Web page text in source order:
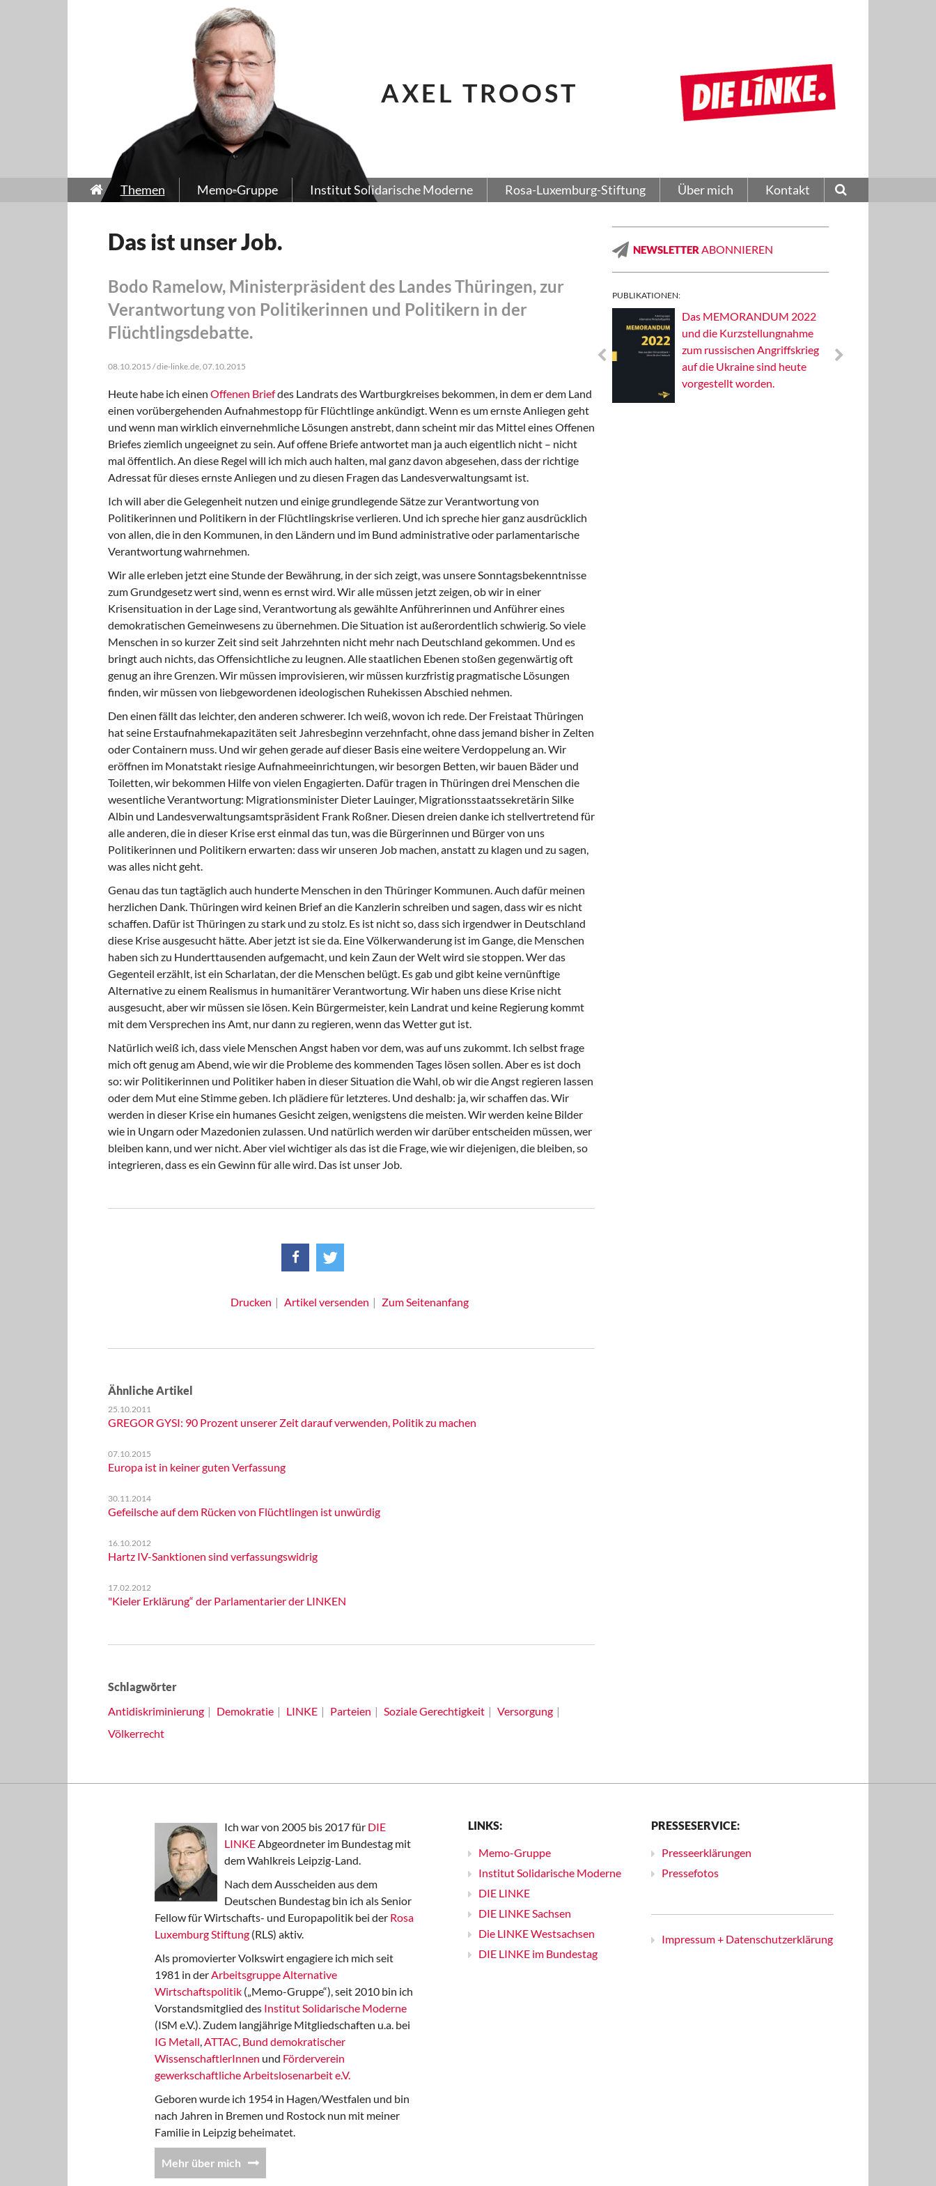
AXEL TROOST
Themen Memo-Gruppe Institut Solidarische Moderne Rosa-Luxemburg-Stiftung Über mich Kontakt
Das ist unser Job.
Bodo Ramelow, Ministerpräsident des Landes Thüringen, zur
Verantwortung von Politikerinnen und Politikern in der
Flüchtlingsdebatte.
08.10.2015 / die-linke.de, 07.10.2015
Heute habe ich einen Offenen Briefdes Landrats des Wartburgkreises bekommen, in dem er dem Land
einen vorübergehenden Aufnahmestopp für Flüchtlinge ankündigt. Wenn es um ernste Anliegen geht
und wenn man wirklich einvernehmliche Lösungen anstrebt, dann scheint mir das Mittel eines Offenen
Briefes ziemlich ungeeignet zu sein. Auf offene Briefe antwortet man ja auch eigentlich nicht – nicht
mal öffentlich. An diese Regel will ich mich auch halten, mal ganz davon abgesehen, dass der richtige
Adressat für dieses ernste Anliegen und zu diesen Fragen das Landesverwaltungsamt ist.
Ich will aber die Gelegenheit nutzen und einige grundlegende Sätze zur Verantwortung von
Politikerinnen und Politikern in der Flüchtlingskrise verlieren. Und ich spreche hier ganz ausdrücklich
von allen, die in den Kommunen, in den Ländern und im Bund administrative oder parlamentarische
Verantwortung wahrnehmen.
Wir alle erleben jetzt eine Stunde der Bewährung, in der sich zeigt, was unsere Sonntagsbekenntnisse
zum Grundgesetz wert sind, wenn es ernst wird. Wir alle müssen jetzt zeigen, ob wir in einer
Krisensituation in der Lage sind, Verantwortung als gewählte Anführerinnen und Anführer eines
demokratischen Gemeinwesens zu übernehmen. Die Situation ist außerordentlich schwierig. So viele
Menschen in so kurzer Zeit sind seit Jahrzehnten nicht mehr nach Deutschland gekommen. Und es
bringt auch nichts, das Offensichtliche zu leugnen. Alle staatlichen Ebenen stoßen gegenwärtig oft
genug an ihre Grenzen. Wir müssen improvisieren, wir müssen kurzfristig pragmatische Lösungen
finden, wir müssen von liebgewordenen ideologischen Ruhekissen Abschied nehmen.
Den einen fällt das leichter, den anderen schwerer. Ich weiß, wovon ich rede. Der Freistaat Thüringen
hat seine Erstaufnahmekapazitäten seit Jahresbeginn verzehnfacht, ohne dass jemand bisher in Zelten
oder Containern muss. Und wir gehen gerade auf dieser Basis eine weitere Verdoppelung an. Wir
eröffnen im Monatstakt riesige Aufnahmeeinrichtungen, wir besorgen Betten, wir bauen Bäder und
Toiletten, wir bekommen Hilfe von vielen Engagierten. Dafür tragen in Thüringen drei Menschen die
wesentliche Verantwortung: Migrationsminister Dieter Lauinger, Migrationsstaatssekretärin Silke
Albin und Landesverwaltungsamtspräsident Frank Roßner. Diesen dreien danke ich stellvertretend für
alle anderen, die in dieser Krise erst einmal das tun, was die Bürgerinnen und Bürger von uns
Politikerinnen und Politikern erwarten: dass wir unseren Job machen, anstatt zu klagen und zu sagen,
was alles nicht geht.
Genau das tun tagtäglich auch hunderte Menschen in den Thüringer Kommunen. Auch dafür meinen
herzlichen Dank. Thüringen wird keinen Brief an die Kanzlerin schreiben und sagen, dass wir es nicht
schaffen. Dafür ist Thüringen zu stark und zu stolz. Es ist nicht so, dass sich irgendwer in Deutschland
diese Krise ausgesucht hätte. Aber jetzt ist sie da. Eine Völkerwanderung ist im Gange, die Menschen
haben sich zu Hunderttausenden aufgemacht, und kein Zaun der Welt wird sie stoppen. Wer das
Gegenteil erzählt, ist ein Scharlatan, der die Menschen belügt. Es gab und gibt keine vernünftige
Alternative zu einem Realismus in humanitärer Verantwortung. Wir haben uns diese Krise nicht
ausgesucht, aber wir müssen sie lösen. Kein Bürgermeister, kein Landrat und keine Regierung kommt
mit dem Versprechen ins Amt, nur dann zu regieren, wenn das Wetter gut ist.
Natürlich weiß ich, dass viele Menschen Angst haben vor dem, was auf uns zukommt. Ich selbst frage
mich oft genug am Abend, wie wir die Probleme des kommenden Tages lösen sollen. Aber es ist doch
so: wir Politikerinnen und Politiker haben in dieser Situation die Wahl, ob wir die Angst regieren lassen
oder dem Mut eine Stimme geben. Ich plädiere für letzteres. Und deshalb: ja, wir schaffen das. Wir
werden in dieser Krise ein humanes Gesicht zeigen, wenigstens die meisten. Wir werden keine Bilder
wie in Ungarn oder Mazedonien zulassen. Und natürlich werden wir darüber entscheiden müssen, wer
bleiben kann, und wer nicht. ‎Aber viel wichtiger als das ist die Frage, wie wir diejenigen, die bleiben, so
integrieren, dass es ein Gewinn für alle wird. Das ist unser Job.
Drucken Artikel versenden Zum Seitenanfang
Ähnliche Artikel
25.10.2011
GREGOR GYSI: 90 Prozent unserer Zeit darauf verwenden, Politik zu machen
07.10.2015
Europa ist in keiner guten Verfassung
30.11.2014
Gefeilsche auf dem Rücken von Flüchtlingen ist unwürdig
16.10.2012
Hartz IV-Sanktionen sind verfassungswidrig
17.02.2012
"Kieler Erklärung“ der Parlamentarier der LINKEN
Schlagwörter
Antidiskriminierung
Demokratie LINKE Parteien Soziale Gerechtigkeit
Versorgung
Völkerrecht
NEWSLETTER ABONNIEREN
PUBLIKATIONEN:
Solidarisches EUropa -
Das MEMORANDUM 2022
und die Kurzstellungnahme
zum russischen Angriffskrieg
auf die Ukraine sind heute
vorgestellt worden.
Ich war von 2005 bis 2017 für DIE
LINKEAbgeordneter im Bundestag mit
dem Wahlkreis Leipzig-Land.
Nach dem Ausscheiden aus dem
Deutschen Bundestag bin ich als Senior
Fellow für Wirtschafts- und Europapolitik bei der Rosa
Luxemburg Stiftung (RLS) aktiv.
Als promovierter Volkswirt engagiere ich mich seit
1981 in derArbeitsgruppe Alternative
Wirtschaftspolitik („Memo-Gruppe“), seit 2010 bin ich
Vorstandsmitglied des Institut Solidarische Moderne
(ISM e.V.). Zudem langjährige Mitgliedschaften u.a. bei
IG Metall,ATTAC, Bund demokratischer
WissenschaftlerInnen und Förderverein
gewerkschaftliche Arbeitslosenarbeit e.V.
Geboren wurde ich 1954 in Hagen/Westfalen und bin
nach Jahren in Bremen und Rostock nun mit meiner
Familie in Leipzig beheimatet.
Mehr über mich
LINKS:
Memo-Gruppe
Institut Solidarische Moderne
DIE LINKE
DIE LINKE Sachsen
Die LINKE Westsachsen
DIE LINKE im Bundestag
PRESSESERVICE:
Presseerklärungen
Pressefotos
Impressum + Datenschutzerklärung